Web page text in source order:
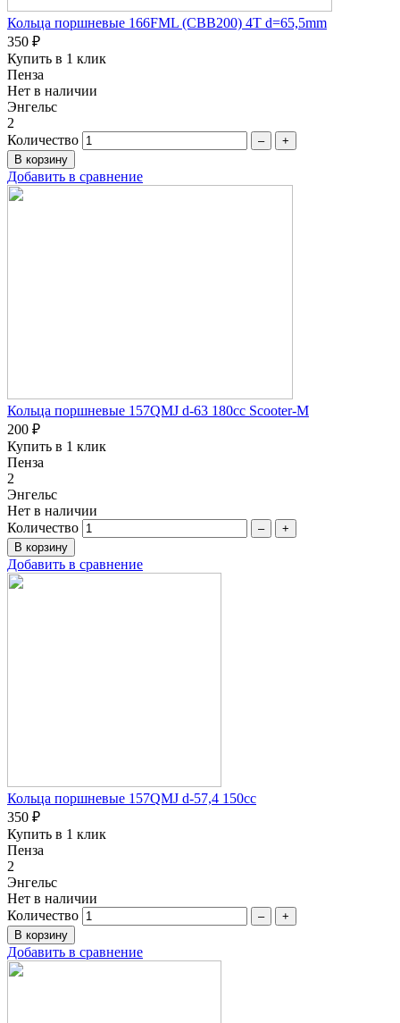
Кольца поршневые 166FML (CBB200) 4T d=65,5mm
350 ₽
Купить в 1 клик
Пенза
Нет в наличии
Энгельс
2
Количество
– +
Добавить в сравнение
Кольца поршневые 157QMJ d-63 180сc Scooter-M
200 ₽
Купить в 1 клик
Пенза
2
Энгельс
Нет в наличии
Количество
– +
Добавить в сравнение
Кольца поршневые 157QMJ d-57,4 150cc
350 ₽
Купить в 1 клик
Пенза
2
Энгельс
Нет в наличии
Количество
– +
Добавить в сравнение